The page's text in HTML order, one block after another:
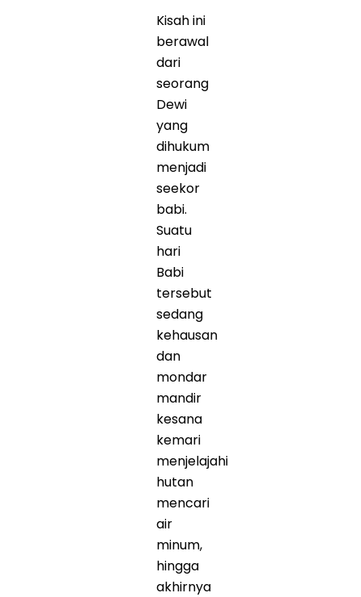
Kisah ini
berawal
dari
seorang
Dewi
yang
dihukum
menjadi
seekor
babi.
Suatu
hari
Babi
tersebut
sedang
kehausan
dan
mondar
mandir
kesana
kemari
menjelajahi
hutan
mencari
air
minum,
hingga
akhirnya